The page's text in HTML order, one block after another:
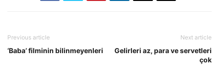
Previous article
‘Baba’ filminin bilinmeyenleri
Next article
Gelirleri az, para ve servetleri
çok